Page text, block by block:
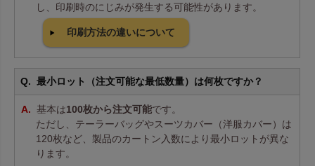
し、印刷時のにじみが発生する可能性があります。
印刷方法の違いについて
最小ロット（注文可能な最低数量）は何枚ですか？
基本は100枚から注文可能です。
ただし、テーラーバッグやスーツカバー（洋服カバー）は
120枚など、製品のカートン入数により最小ロットが異な
ります。